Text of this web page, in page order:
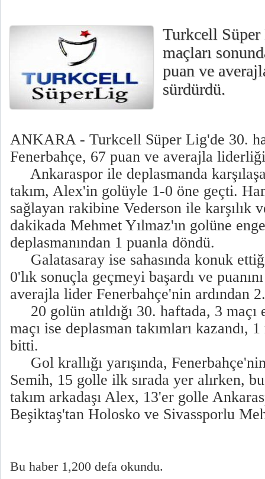
Turkcell
maçları
puan ve
sürdürdü.
ANKARA - Turkcell Süper Lig'de 30.
Fenerbahçe, 67 puan ve averajla
Ankaraspor ile deplasmanda
takım, Alex'in golüyle 1-0 öne geçti.
sağlayan rakibine Vederson ile karşılık
dakikada Mehmet Yılmaz'ın golüne
deplasmanından 1 puanla döndü.
Galatasaray ise sahasında konuk
0'lık sonuçla geçmeyi başardı ve
averajla lider Fenerbahçe'nin ardından
20 golün atıldığı 30. haftada, 3 maçı
maçı ise deplasman takımları kazandı,
bitti.
Gol krallığı yarışında,
Semih, 15 golle ilk sırada yer alırken,
takım arkadaşı Alex, 13'er golle
Beşiktaş'tan Holosko ve Sivassporlu
Bu haber 1,200 defa okundu.